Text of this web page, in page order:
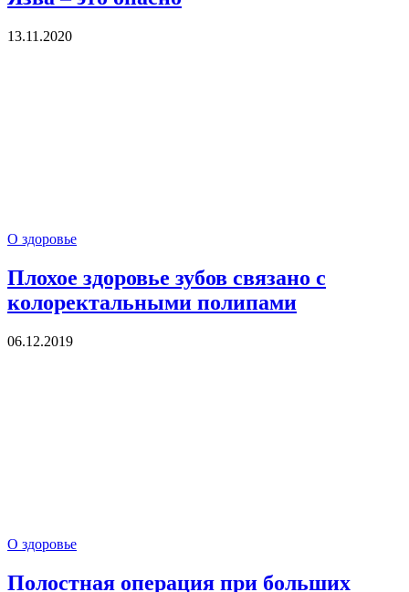
13.11.2020
О здоровье
Плохое здоровье зубов связано с
колоректальными полипами
06.12.2019
О здоровье
Полостная операция при больших